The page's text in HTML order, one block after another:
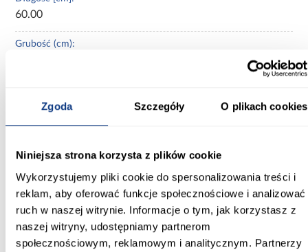
Zgoda Szczegóły O plikach cookies
Niniejsza strona korzysta z plików cookie
Wykorzystujemy pliki cookie do spersonalizowania treści i
reklam, aby oferować funkcje społecznościowe i analizować
ruch w naszej witrynie. Informacje o tym, jak korzystasz z
naszej witryny, udostępniamy partnerom
społecznościowym, reklamowym i analitycznym. Partnerzy
60.00
Grubość (cm):
CARTACO
bazowa
Przeznaczenie:
podłoga i ściana
Zastosowanie/przenaczenie:
do wewnątrz i na zewnątrz